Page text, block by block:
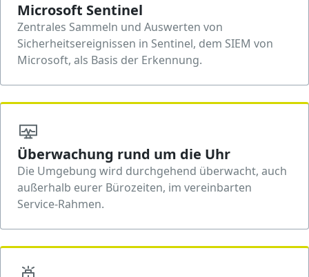
Microsoft Sentinel
Zentrales Sammeln und Auswerten von
Sicherheitsereignissen in Sentinel, dem SIEM von
Microsoft, als Basis der Erkennung.
Überwachung rund um die Uhr
Die Umgebung wird durchgehend überwacht, auch
außerhalb eurer Bürozeiten, im vereinbarten
Service-Rahmen.